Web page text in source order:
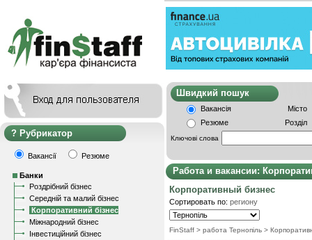
Рубрикатор
Вакансії Резюме
Банки
Роздрібний бізнес
Середній та малий бізнес
Корпоративний бізнес
Міжнародний бізнес
Інвестиційний бізнес
Швидкий
Вакансія
Місто
Резюме
Розділ
Ключові слова
Работа и вакансии:
Корпоративный бизнес
Сортировать по: региону
FinStaff > работа Тернопіль >